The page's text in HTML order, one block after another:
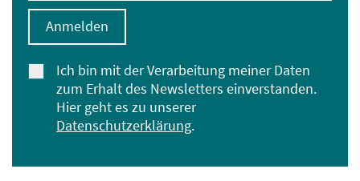
Ich bin mit der Verarbeitung meiner Daten
zum Erhalt des Newsletters einverstanden.
Hier geht es zu unserer
Datenschutzerklärung.
Anmelden